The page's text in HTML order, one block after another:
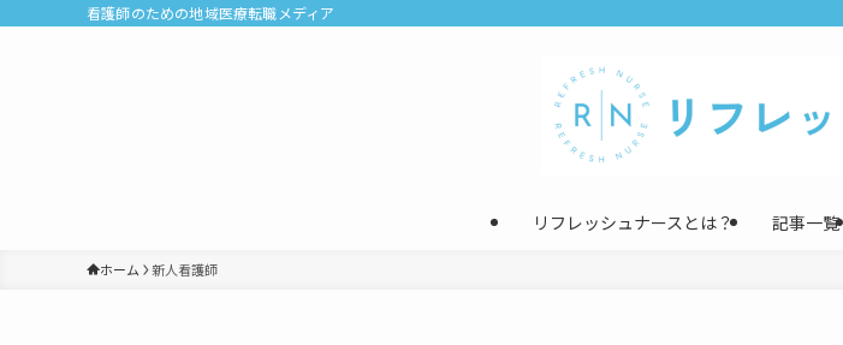
看護師のための地域医療転職メディア
リフレッシュナースとは？ 記事一覧
ホーム 新人看護師